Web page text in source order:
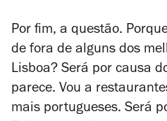
Por fim, a questão.
de fora de alguns dos
Lisboa? Será por causa
parece. Vou a
mais portugueses. Será